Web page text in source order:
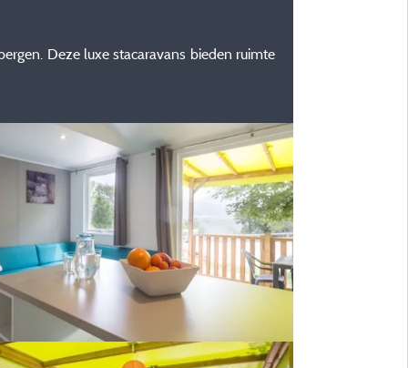
Deze luxe stacaravans bieden ruimte